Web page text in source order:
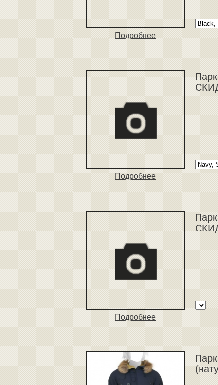
Подробнее
Подробнее
Подробнее